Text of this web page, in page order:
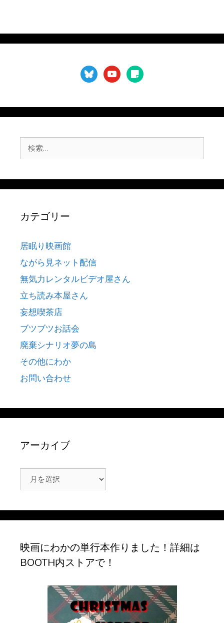
blueskyyoutubesticky-
note
索:
カテゴリー
居眠り映画館
ながら見ネット配信
無気力レンタルビデオ屋さん
立ち読み本屋さん
妄想喫茶店
ブツブツお話会
廃棄シナリオ夢の島
その他にわか
お問い合わせ
アーカイブ
ー
映画にわかの単行本作りました！詳細は
BOOTH内ストアで！